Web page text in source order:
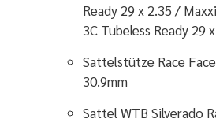
Ready 29 x 2.35 /
3C Tubeless Ready 29
Sattelstütze Race
30.9mm
SattelWTB Silverado